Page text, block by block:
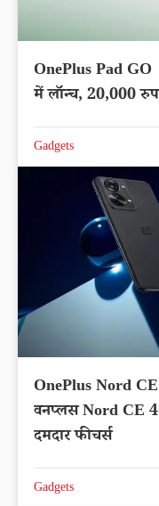
OnePlus Pad
में लॉन्च, 20,000
Gadgets
OnePlus Nord
वनप्लस Nord CE 4
दमदार फीचर्स
Gadgets